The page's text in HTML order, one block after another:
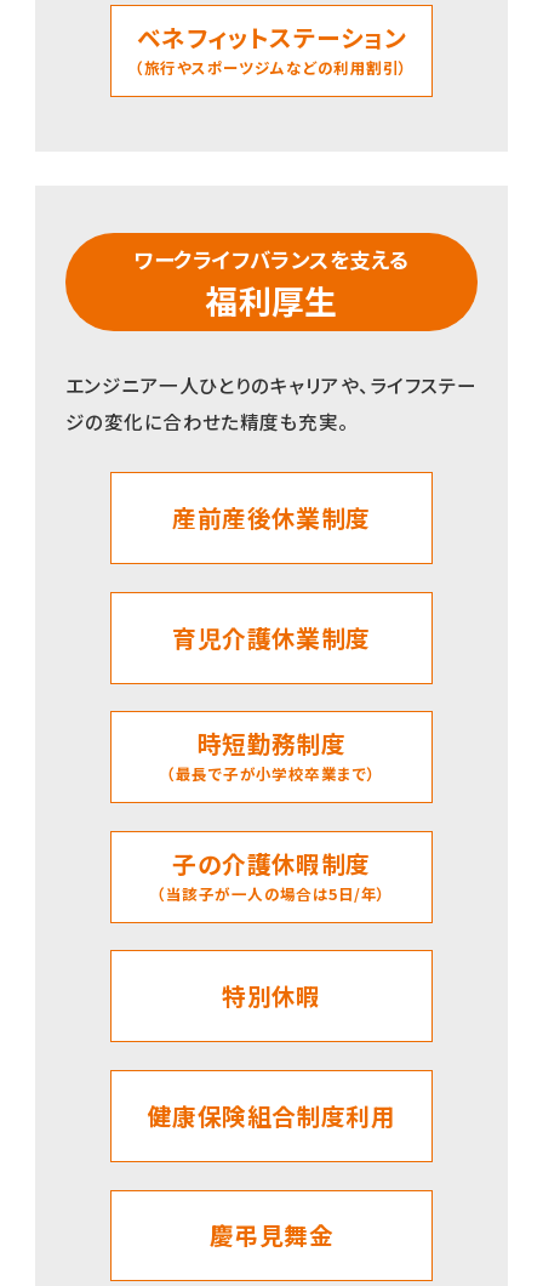
ベネフィットステーション
（旅行やスポーツジムなどの利用割引）
ワークライフバランスを支える
福利厚生
エンジニア一人ひとりのキャリアや、ライフステー
ジの変化に合わせた精度も充実。
産前産後休業制度
育児介護休業制度
時短勤務制度
（最長で子が小学校卒業まで）
子の介護休暇制度
（当該子が一人の場合は5日/年）
特別休暇
健康保険組合制度利用
慶弔見舞金